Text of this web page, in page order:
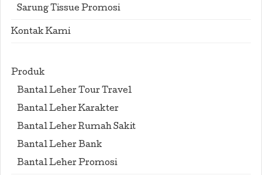
Sarung Tissue Promosi
Kontak Kami
Produk
Bantal Leher Tour Travel
Bantal Leher Karakter
Bantal Leher Rumah Sakit
Bantal Leher Bank
Bantal Leher Promosi